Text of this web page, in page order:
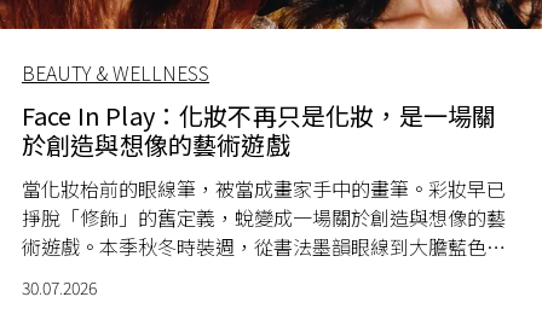
BEAUTY & WELLNESS
Face In Play：化妝不再只是化妝，是一場關
於創造與想像的藝術遊戲
當化妝枱前的眼線筆，被當成畫家手中的畫筆。彩妝早已
掙脫「修飾」的舊定義，蛻變成一場關於創造與想像的藝
術遊戲。本季秋冬時裝週，從書法墨韻眼線到大膽藍色眼
一個「假如」被實現的瞬間。
30.07.2026